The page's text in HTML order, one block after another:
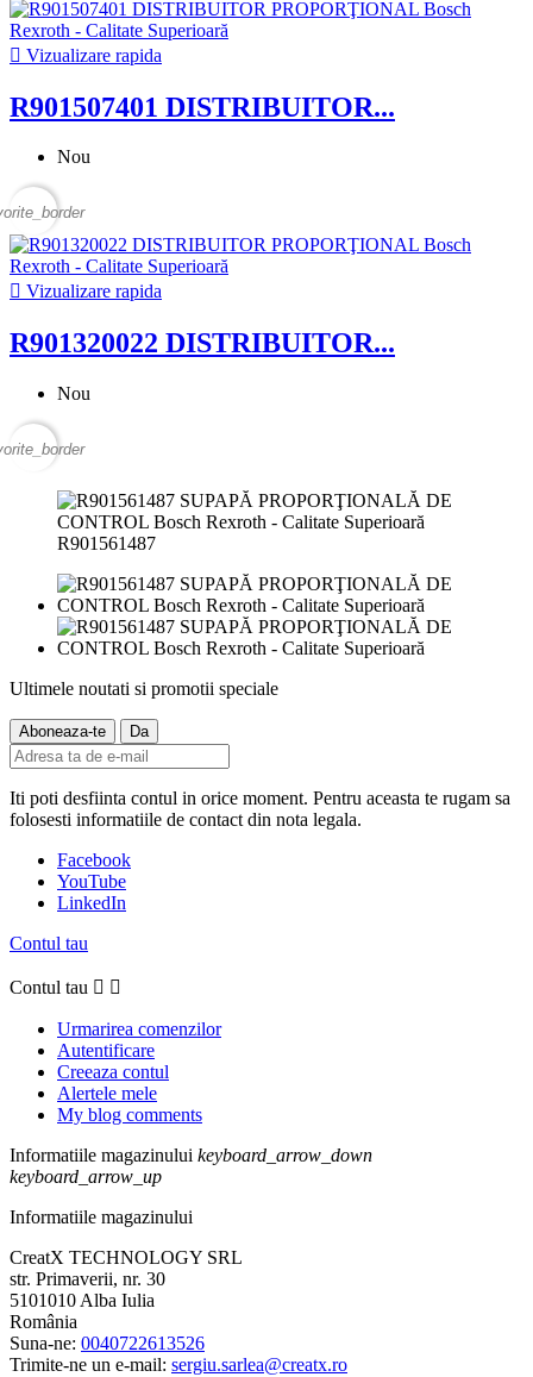
 Vizualizare rapida
R901507401 DISTRIBUITOR...
Nou
 Vizualizare rapida
R901320022 DISTRIBUITOR...
Nou
R901561487
Ultimele noutati si promotii speciale
Iti poti desfiinta contul in orice moment. Pentru aceasta te rugam sa
folosesti informatiile de contact din nota legala.
Facebook
YouTube
LinkedIn
Contul tau
Contul tau  
Urmarirea comenzilor
Autentificare
Creeaza contul
Alertele mele
My blog comments
Informatiile magazinului keyboard_arrow_down
keyboard_arrow_up
Informatiile magazinului
CreatX TECHNOLOGY SRL
str. Primaverii, nr. 30
5101010 Alba Iulia
România
Suna-ne: 0040722613526
Trimite-ne un e-mail: sergiu.sarlea@creatx.ro